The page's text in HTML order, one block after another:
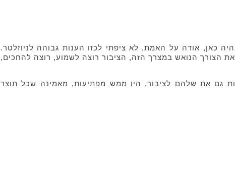
כאן, אודה על האמת, לא ציפתי לכזו הענות גבוהה לניוזלטר.
הצורך הנואש במצרך הזה, הציבור רוצה לשמוע, רוצה להחכים,
גם את שלהם לציבור, היו ממש מפתיעות, מאמינה שכל תוצר